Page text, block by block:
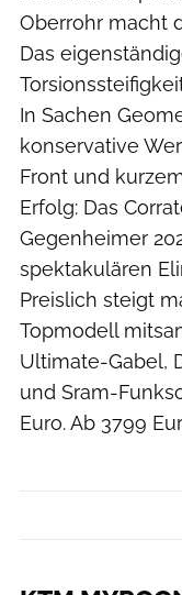
Oberrohr macht
Das
In Sachen
konservative
Front und
Erfolg: Das
Gegenheimer
spektakulären
Preislich steigt
Topmodell
Ultimate-Gabel,
und Sram-
Euro. Ab 3799